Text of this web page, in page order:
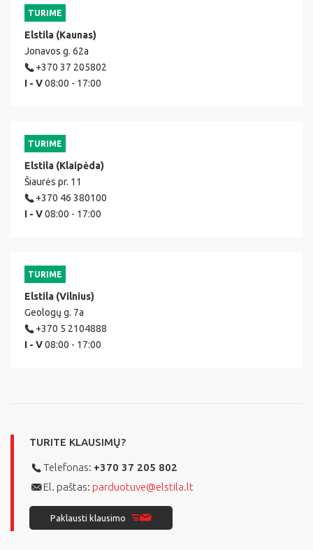
TURIME
Elstila (Kaunas)
Jonavos g. 62a
+370 37 205802
I - V08:00 - 17:00
TURIME
Elstila (Klaipėda)
Šiaurės pr. 11
+370 46 380100
I - V08:00 - 17:00
TURIME
Elstila (Vilnius)
Geologų g. 7a
+370 5 2104888
I - V08:00 - 17:00
TURITE KLAUSIMŲ?
Telefonas: +370 37 205 802
El. paštas: parduotuve@elstila.lt
Paklausti klausimo